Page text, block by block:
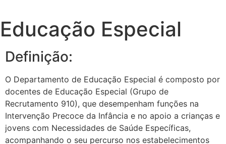
Educação Especial
Definição:
O Departamento de Educação Especial é composto por
docentes de Educação Especial (Grupo de
Recrutamento 910), que desempenham funções na
Intervenção Precoce da Infância e no apoio a crianças e
jovens com Necessidades de Saúde Específicas,
acompanhando o seu percurso nos estabelecimentos